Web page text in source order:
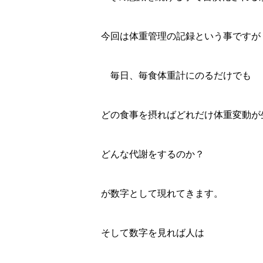
今回は体重管理の記録という事ですが
毎日、毎食体重計にのるだけでも
どの食事を摂ればどれだけ体重変動が
どんな代謝をするのか？
が数字として現れてきます。
そして数字を見れば人は